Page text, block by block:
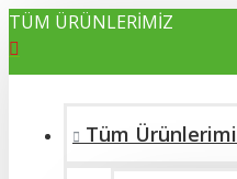
TÜM ÜRÜNLERİMİZ
Tüm